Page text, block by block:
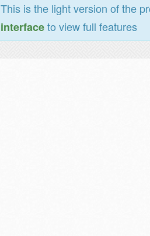
This is the light version of the
interfaceto view full features